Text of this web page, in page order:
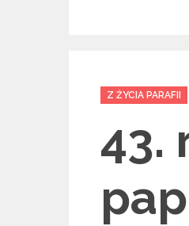
Categories
Z ŻYCIA PARAFII
43.